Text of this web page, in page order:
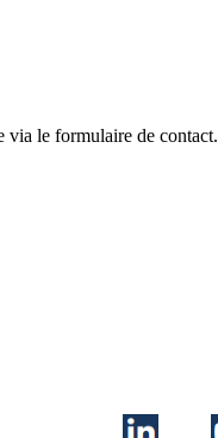
via le formulaire de contact.